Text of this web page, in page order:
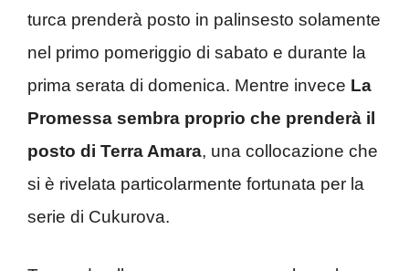
turca prenderà posto in palinsesto solamente
nel primo pomeriggio di sabato e durante la
prima serata di domenica. Mentre invece La
Promessa sembra proprio che prenderà il
posto di Terra Amara, una collocazione che
si è rivelata particolarmente fortunata per la
serie di Cukurova.